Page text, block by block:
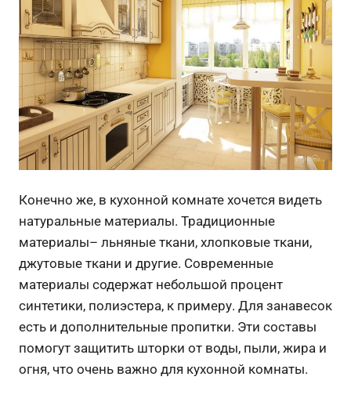
Конечно же, в кухонной комнате хочется видеть
натуральные материалы. Традиционные
материалы– льняные ткани, хлопковые ткани,
джутовые ткани и другие. Современные
материалы содержат небольшой процент
синтетики, полиэстера, к примеру. Для занавесок
есть и дополнительные пропитки. Эти составы
помогут защитить шторки от воды, пыли, жира и
огня, что очень важно для кухонной комнаты.